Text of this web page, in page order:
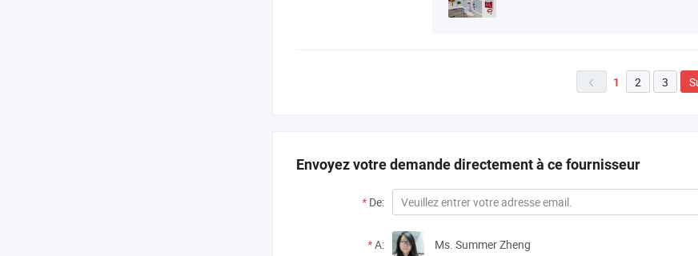
 1 2 3
Envoyez votre demande directement à ce fournisseur
* De:
*A: Ms. Summer Zheng